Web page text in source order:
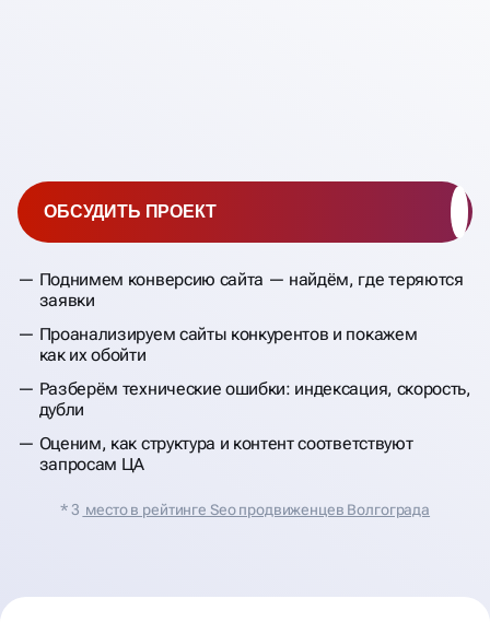
Поднимем конверсию сайта — найдём, где теряются
заявки
Проанализируем сайты конкурентов и покажем
как их обойти
Разберём технические ошибки: индексация, скорость,
дубли
Оценим, как структура и контент соответствуют
запросам ЦА
ОБСУДИТЬ ПРОЕКТ
* 3 место в рейтинге Seo продвиженцев Волгограда